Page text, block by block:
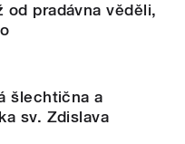
od pradávna věděli,
šlechtična a
sv. Zdislava